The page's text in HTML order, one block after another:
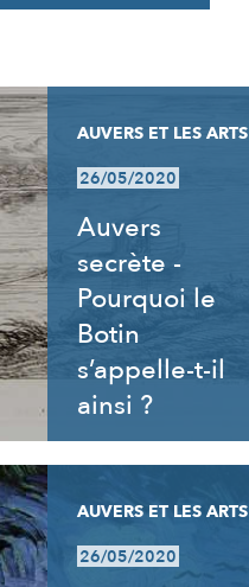
AUVERS ET LES ARTS
26/05/2020
Auvers
secrète -
Pourquoi le
Botin
s’appelle-t-il
ainsi ?
AUVERS ET LES ARTS
26/05/2020